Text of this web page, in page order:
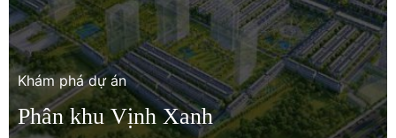
Khám phá dự án
Phân khu Vịnh Xanh